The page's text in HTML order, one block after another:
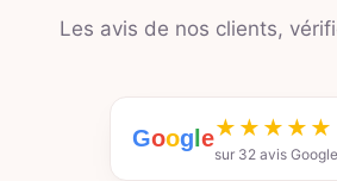
Les avis de nos clients,
Goog e★★★★★
sur 32 avis Google